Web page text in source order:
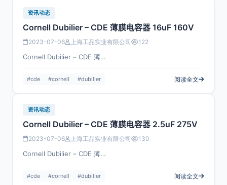
资讯动态
Cornell Dubilier – CDE 薄膜电容器 16uF 160V
2023-07-06 上海工品实业有限公司 122
Cornell Dubilier – CDE 薄…
#cde #cornell #dubilier 阅读全文
资讯动态
Cornell Dubilier – CDE 薄膜电容器 2.5uF 275V
2023-07-06 上海工品实业有限公司 130
Cornell Dubilier – CDE 薄…
#cde #cornell #dubilier 阅读全文